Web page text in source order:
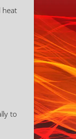
heat
to